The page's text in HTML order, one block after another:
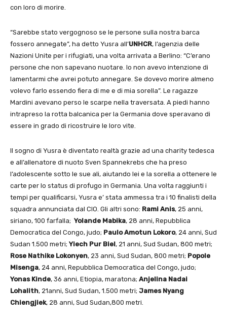
con loro di morire.
“Sarebbe stato vergognoso se le persone sulla nostra barca
fossero annegate”, ha detto Yusra all’UNHCR, l’agenzia delle
Nazioni Unite per i rifugiati, una volta arrivata a Berlino: “C’erano
persone che non sapevano nuotare. Io non avevo intenzione di
lamentarmi che avrei potuto annegare. Se dovevo morire almeno
volevo farlo essendo fiera di me e di mia sorella”. Le ragazze
Mardini avevano perso le scarpe nella traversata. A piedi hanno
intrapreso la rotta balcanica per la Germania dove speravano di
essere in grado di ricostruire le loro vite.
Il sogno di Yusra è diventato realtà grazie ad una charity tedesca
e all’allenatore di nuoto Sven Spannekrebs che ha preso
l’adolescente sotto le sue ali, aiutando lei e la sorella a ottenere le
carte per lo status di profugo in Germania. Una volta raggiunti i
tempi per qualificarsi, Yusra e’ stata ammessa tra i 10 finalisti della
squadra annunciata dal CIO. Gli altri sono: Rami Anis, 25 anni,
siriano, 100 farfalla; Yolande Mabika, 28 anni, Repubblica
Democratica del Congo, judo; Paulo Amotun Lokoro, 24 anni, Sud
Sudan 1.500 metri; Yiech Pur Biel, 21 anni, Sud Sudan, 800 metri;
Rose Nathike Lokonyen, 23 anni, Sud Sudan, 800 metri; Popole
Misenga, 24 anni, Repubblica Democratica del Congo, judo;
Yonas Kinde, 36 anni, Etiopia, maratona; Anjelina Nadai
Lohalith, 21anni, Sud Sudan, 1.500 metri; James Nyang
Chiengjiek, 28 anni, Sud Sudan,800 metri.